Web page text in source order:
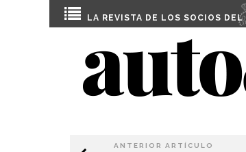
LA REVISTA DE LOS SOCIOS DEL
ANTERIOR ARTÍCULO